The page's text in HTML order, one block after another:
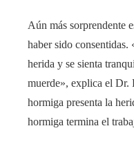
Aún más sorprendente
haber sido consentidas.
herida y se sienta
muerde», explica el Dr.
hormiga presenta la
hormiga termina el